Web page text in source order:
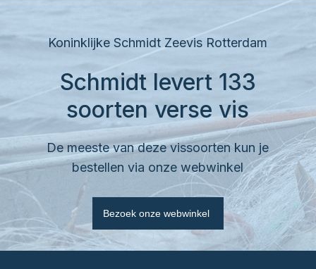
Koninklijke Schmidt Zeevis Rotterdam
Schmidt levert 133
soorten verse vis
De meeste van deze vissoorten kun je
bestellen via onze webwinkel
Bezoek onze webwinkel